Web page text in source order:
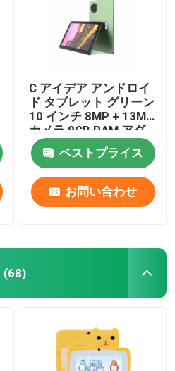
C アイデア アンドロイ
ド タブレット グリーン
10 インチ 8MP + 13MP
カメラ 8GB RAM アダ
ルト ゲーム タブレット
CM7800ベストプライス
お問い合わせ
(68)